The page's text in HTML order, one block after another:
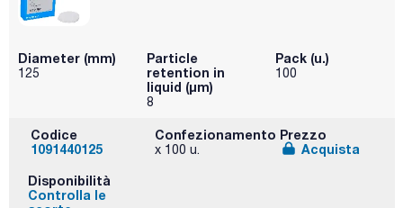
Diameter (mm)
125
Particle
retention in
liquid (μm)
8
Pack (u.)
100
Codice
1091440125
Confezionamento
x 100 u.
Prezzo
Acquista
Disponibilità
Controlla le